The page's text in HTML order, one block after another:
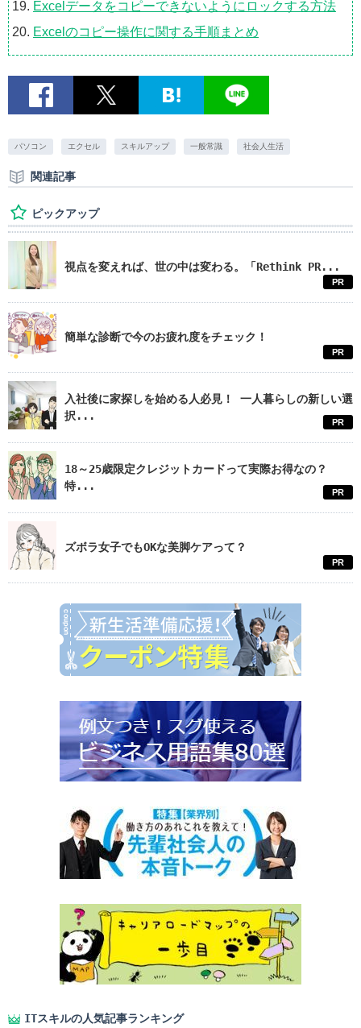
Excelデータをコピーできないようにロックする方法
Excelのコピー操作に関する手順まとめ
パソコン エクセル スキルアップ 一般常識 社会人生活
関連記事
ピックアップ
視点を変えれば、世の中は変わる。「Rethink PR...
PR
簡単な診断で今のお疲れ度をチェック！
PR
入社後に家探しを始める人必見！ 一人暮らしの新しい選
択...
PR
18～25歳限定クレジットカードって実際お得なの？
特...
PR
ズボラ女子でもOKな美脚ケアって？
PR
ITスキルの人気記事ランキング